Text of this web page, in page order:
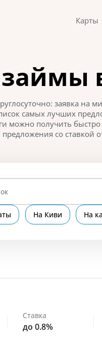
Карты
заявка на
самых лучших
можно получить
со ставкой
На Киви На
Ставка
до 0.8%